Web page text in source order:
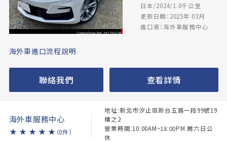
日本/2024/1.0千公里
更新日期：2025年 03月
進口商：海外車服務中心
海外車進口流程說明
聯絡我們 查看詳情
海外車服務中心
★ ★ ★ ★ ★ （0件）
地址:新北市汐止區新台五路一段99號19
樓之2
營業時間:10:00AM~18:00PM 周六日公
休